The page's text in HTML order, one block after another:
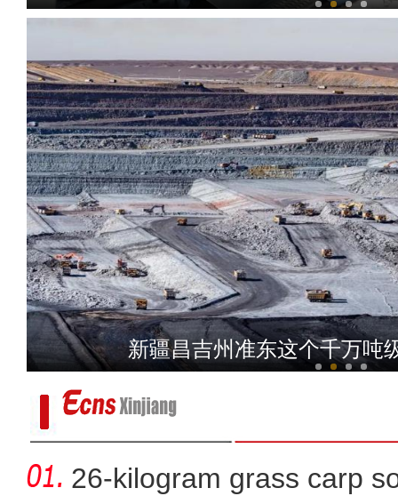
新疆玛纳斯：智慧农业平
新疆昌吉州准东这个千万吨
26-kilogram grass carp